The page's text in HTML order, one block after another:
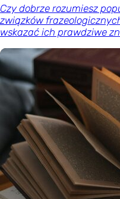
Czy dobrze rozumiesz
związków
wskazać ich prawdziwe